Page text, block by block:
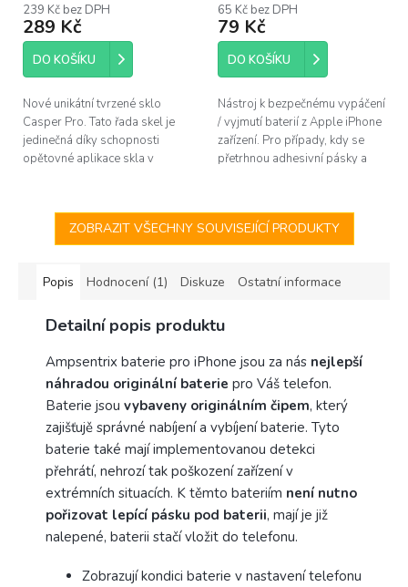
produktu
je
5,0
hvězdiček.
239 Kč bez DPH
289 Kč
DO KOŠÍKU
Nové unikátní tvrzené sklo
Casper Pro. Tato řada skel je
jedinečná díky schopnosti
opětovné aplikace skla v
instalaci objeví pod...
produktu
je
4,4
hvězdiček.
65 Kč bez DPH
79 Kč
DO KOŠÍKU
Nástroj k bezpečnému vypáčení
/ vyjmutí baterií z Apple iPhone
zařízení. Pro případy, kdy se
přetrhnou adhesivní pásky a
ZOBRAZIT VŠECHNY SOUVISEJÍCÍ PRODUKTY
Popis Hodnocení (1) Diskuze Ostatní informace
Detailní popis produktu
Ampsentrix baterie pro iPhone jsou za nás nejlepší
náhradou originální baterie pro Váš telefon.
Baterie jsou vybaveny originálním čipem, který
zajišťujě správné nabíjení a vybíjení baterie. Tyto
baterie také mají implementovanou detekci
přehrátí, nehrozí tak poškození zařízení v
extrémních situacích. K těmto bateriím není nutno
pořizovat lepící pásku pod baterii, mají je již
nalepené, baterii stačí vložit do telefonu.
Zobrazují kondici baterie v nastavení telefonu